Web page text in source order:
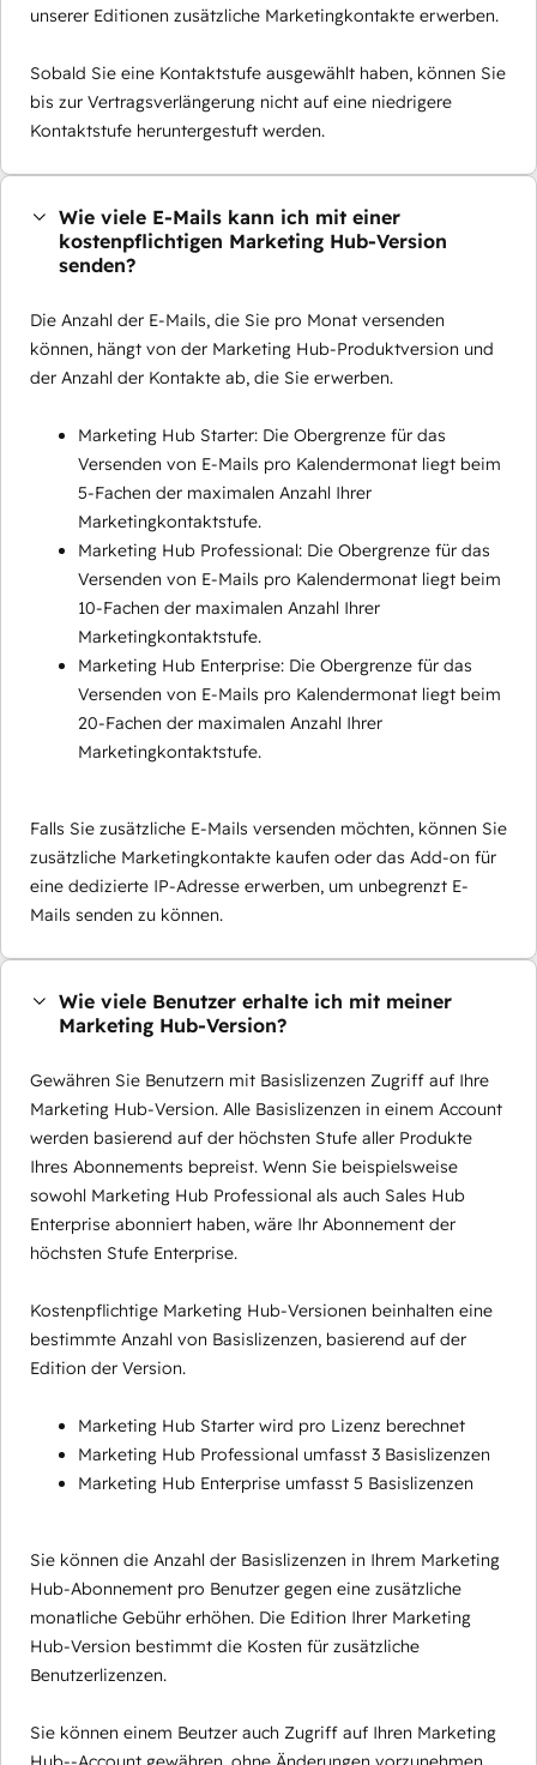
unserer Editionen zusätzliche Marketingkontakte erwerben.
Sobald Sie eine Kontaktstufe ausgewählt haben, können Sie
bis zur Vertragsverlängerung nicht auf eine niedrigere
Kontaktstufe heruntergestuft werden.
Wie viele E-Mails kann ich mit einer
kostenpflichtigen Marketing Hub-Version
senden?
Die Anzahl der E-Mails, die Sie pro Monat versenden
können, hängt von der Marketing Hub-Produktversion und
der Anzahl der Kontakte ab, die Sie erwerben.
Marketing Hub Starter: Die Obergrenze für das
Versenden von E-Mails pro Kalendermonat liegt beim
5-Fachen der maximalen Anzahl Ihrer
Marketingkontaktstufe.
Marketing Hub Professional: Die Obergrenze für das
Versenden von E-Mails pro Kalendermonat liegt beim
10-Fachen der maximalen Anzahl Ihrer
Marketingkontaktstufe.
Marketing Hub Enterprise: Die Obergrenze für das
Versenden von E-Mails pro Kalendermonat liegt beim
20-Fachen der maximalen Anzahl Ihrer
Marketingkontaktstufe.
Falls Sie zusätzliche E-Mails versenden möchten, können Sie
zusätzliche Marketingkontakte kaufen oder das Add-on für
eine dedizierte IP-Adresse erwerben, um unbegrenzt E-
Mails senden zu können.
Wie viele Benutzer erhalte ich mit meiner
Marketing Hub-Version?
Gewähren Sie Benutzern mit Basislizenzen Zugriff auf Ihre
Marketing Hub-Version. Alle Basislizenzen in einem Account
werden basierend auf der höchsten Stufe aller Produkte
Ihres Abonnements bepreist. Wenn Sie beispielsweise
sowohl Marketing Hub Professional als auch Sales Hub
Enterprise abonniert haben, wäre Ihr Abonnement der
höchsten Stufe Enterprise.
Kostenpflichtige Marketing Hub-Versionen beinhalten eine
bestimmte Anzahl von Basislizenzen, basierend auf der
Edition der Version.
Marketing Hub Starter wird pro Lizenz berechnet
Marketing Hub Professional umfasst 3 Basislizenzen
Marketing Hub Enterprise umfasst 5 Basislizenzen
Sie können die Anzahl der Basislizenzen in Ihrem Marketing
Hub-Abonnement pro Benutzer gegen eine zusätzliche
monatliche Gebühr erhöhen. Die Edition Ihrer Marketing
Hub-Version bestimmt die Kosten für zusätzliche
Benutzerlizenzen.
Sie können einem Beutzer auch Zugriff auf Ihren Marketing